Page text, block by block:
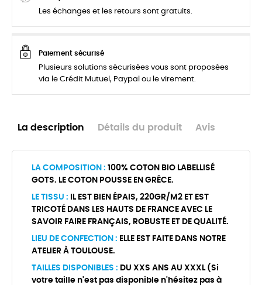
Les échanges et les retours sont gratuits.
Paiement sécurisé
Plusieurs solutions sécurisées vous sont proposées
via le Crédit Mutuel, Paypal ou le virement.
La description Détails du produit Avis
LA COMPOSITION : 100% COTON BIO LABELLISÉ
GOTS. LE COTON POUSSE EN GRÊCE.
LE TISSU : IL EST BIEN ÉPAIS, 220GR/M2 ET EST
TRICOTÉ DANS LES HAUTS DE FRANCE AVEC LE
SAVOIR FAIRE FRANÇAIS, ROBUSTE ET DE QUALITÉ.
LIEU DE CONFECTION : ELLE EST FAITE DANS NOTRE
ATELIER À TOULOUSE.
TAILLES DISPONIBLES : DU XXS ANS AU XXXL (Si
votre taille n'est pas disponible n'hésitez pas à